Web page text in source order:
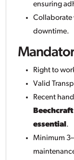
ensuring
Collaborate
downtime.
Right to
Valid
Recent
essential .
Minimum